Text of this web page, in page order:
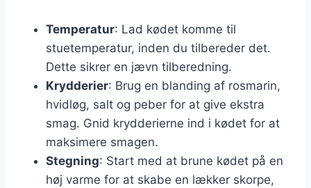
Temperatur: Lad kødet komme til
stuetemperatur, inden du tilbereder det.
Dette sikrer en jævn tilberedning.
Krydderier: Brug en blanding af rosmarin,
hvidløg, salt og peber for at give ekstra
smag. Gnid krydderierne ind i kødet for at
maksimere smagen.
Stegning: Start med at brune kødet på en
høj varme for at skabe en lækker skorpe,